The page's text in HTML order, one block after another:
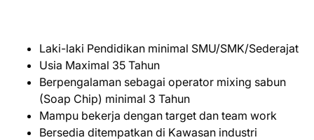
Laki-laki Pendidikan minimal SMU/SMK/Sederajat
Usia Maximal 35 Tahun
Berpengalaman sebagai operator mixing sabun
(Soap Chip) minimal 3 Tahun
Mampu bekerja dengan target dan team work
Bersedia ditempatkan di Kawasan industri